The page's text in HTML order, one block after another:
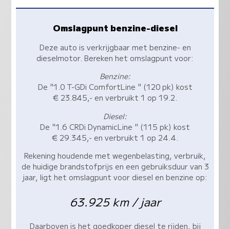
Omslagpunt benzine-diesel
Deze auto is verkrijgbaar met benzine- en
dieselmotor. Bereken het omslagpunt voor:
Benzine:
De "1.0 T-GDi ComfortLine " (120 pk) kost
€ 23.845,- en verbruikt 1 op 19.2.
Diesel:
De "1.6 CRDi DynamicLine " (115 pk) kost
€ 29.345,- en verbruikt 1 op 24.4.
Rekening houdende met wegenbelasting, verbruik,
de huidige brandstofprijs en een gebruiksduur van 3
jaar, ligt het omslagpunt voor diesel en benzine op:
63.925 km / jaar
Daarboven is het goedkoper diesel te rijden, bij